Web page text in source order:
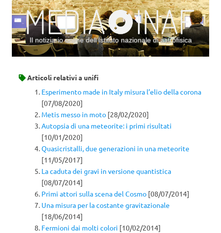
Il notiziario online dell’Istituto nazionale di astrofisica
Articoli relativi a unifi
Esperimento made in Italy misura l’elio della corona
[07/08/2020]
Metis messo in moto [28/02/2020]
Autopsia di una meteorite: i primi risultati
[10/01/2020]
Quasicristalli, due generazioni in una meteorite
[11/05/2017]
La caduta dei gravi in versione quantistica
[08/07/2014]
Primi attori sulla scena del Cosmo [08/07/2014]
Una misura per la costante gravitazionale
[18/06/2014]
Fermioni dai molti colori [10/02/2014]